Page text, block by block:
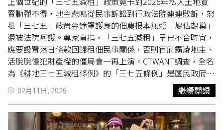
賣動彈不得，地主悲鳴從民事訴訟到行政法院連連敗訴，怒
批「三七五」政策金鐘罩護身的佃農根本無賴「鳩佔鵲巢」
還被法院呵護。專家直指，「三七五減租」早已不合時宜，
應要設置落日條款回歸租佃民事關係，否則官府霸凌地主、
活脫脫侵犯財產權的僵局會一再上演。CTWANT調查，全名
為《耕地三七五減租條例》的「三七五條例」是國民政府播
遷來台後土地改革的重要法源，此前台灣農村盛行「分益佃
租」，佃農往往須將收成的50％ 甚至更高比例上繳地主，
加上地主可隨時解約或預收地租，搞得佃農生活極其困苦而
生產意願低迷，不得農民心也是當時國民政府在大陸節節敗
02月11日, 2026 繼續閱讀